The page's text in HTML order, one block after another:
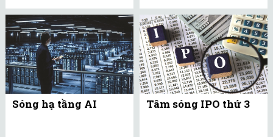
Sóng hạ tầng AI Tâm sóng IPO thứ 3